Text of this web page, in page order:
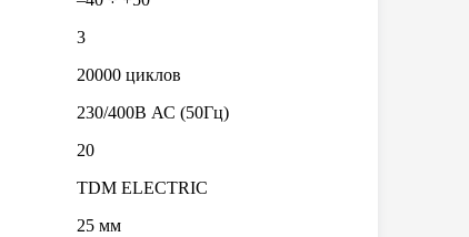
3
20000 циклов
230/400В АС (50Гц)
20
TDM ELECTRIC
25 мм